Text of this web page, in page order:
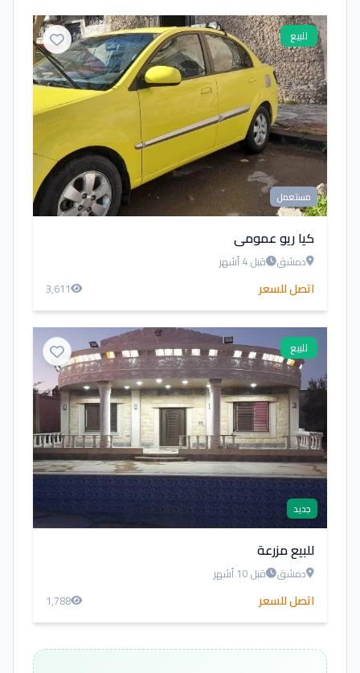
للبيع
مستعمل
كيا ريو عمومي
دمشق قبل 4 أشهر
اتصل للسعر 3,611
للبيع
جديد
للبيع مزرعة
دمشق قبل 10 أشهر
اتصل للسعر 1,788